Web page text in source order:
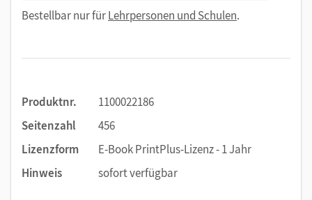
Bestellbar nur fürLehrpersonen und Schulen.
Produktnr.
1100022186
Seitenzahl
456
Lizenzform
E-Book PrintPlus-Lizenz - 1 Jahr
Hinweis
sofort verfügbar